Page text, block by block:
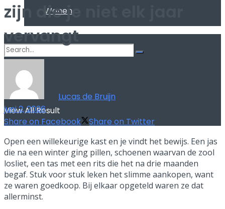
Wonen
No Result
View All Result
zijn die je niet elk jaar
vervangt
Lucas de Bruijn
juni 2, 2026
Share on Facebook
Share on Twitter
Open een willekeurige kast en je vindt het bewijs. Een jas
die na een winter ging pillen, schoenen waarvan de zool
losliet, een tas met een rits die het na drie maanden
begaf. Stuk voor stuk leken het slimme aankopen, want
ze waren goedkoop. Bij elkaar opgeteld waren ze dat
allerminst.